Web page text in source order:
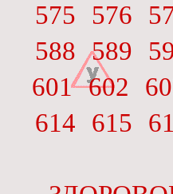
575
576
588 589
601 602
614
615